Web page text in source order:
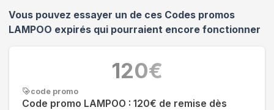
Vous pouvez essayer un de ces Codes promos
LAMPOO expirés qui pourraient encore fonctionner
code promo
Code promo LAMPOO : 120€ de remise dès
120€